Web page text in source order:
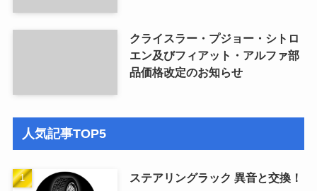
クライスラー・プジョー・シトロ
エン及びフィアット・アルファ部
品価格改定のお知らせ
人気記事TOP5
ステアリングラック 異音と交換！